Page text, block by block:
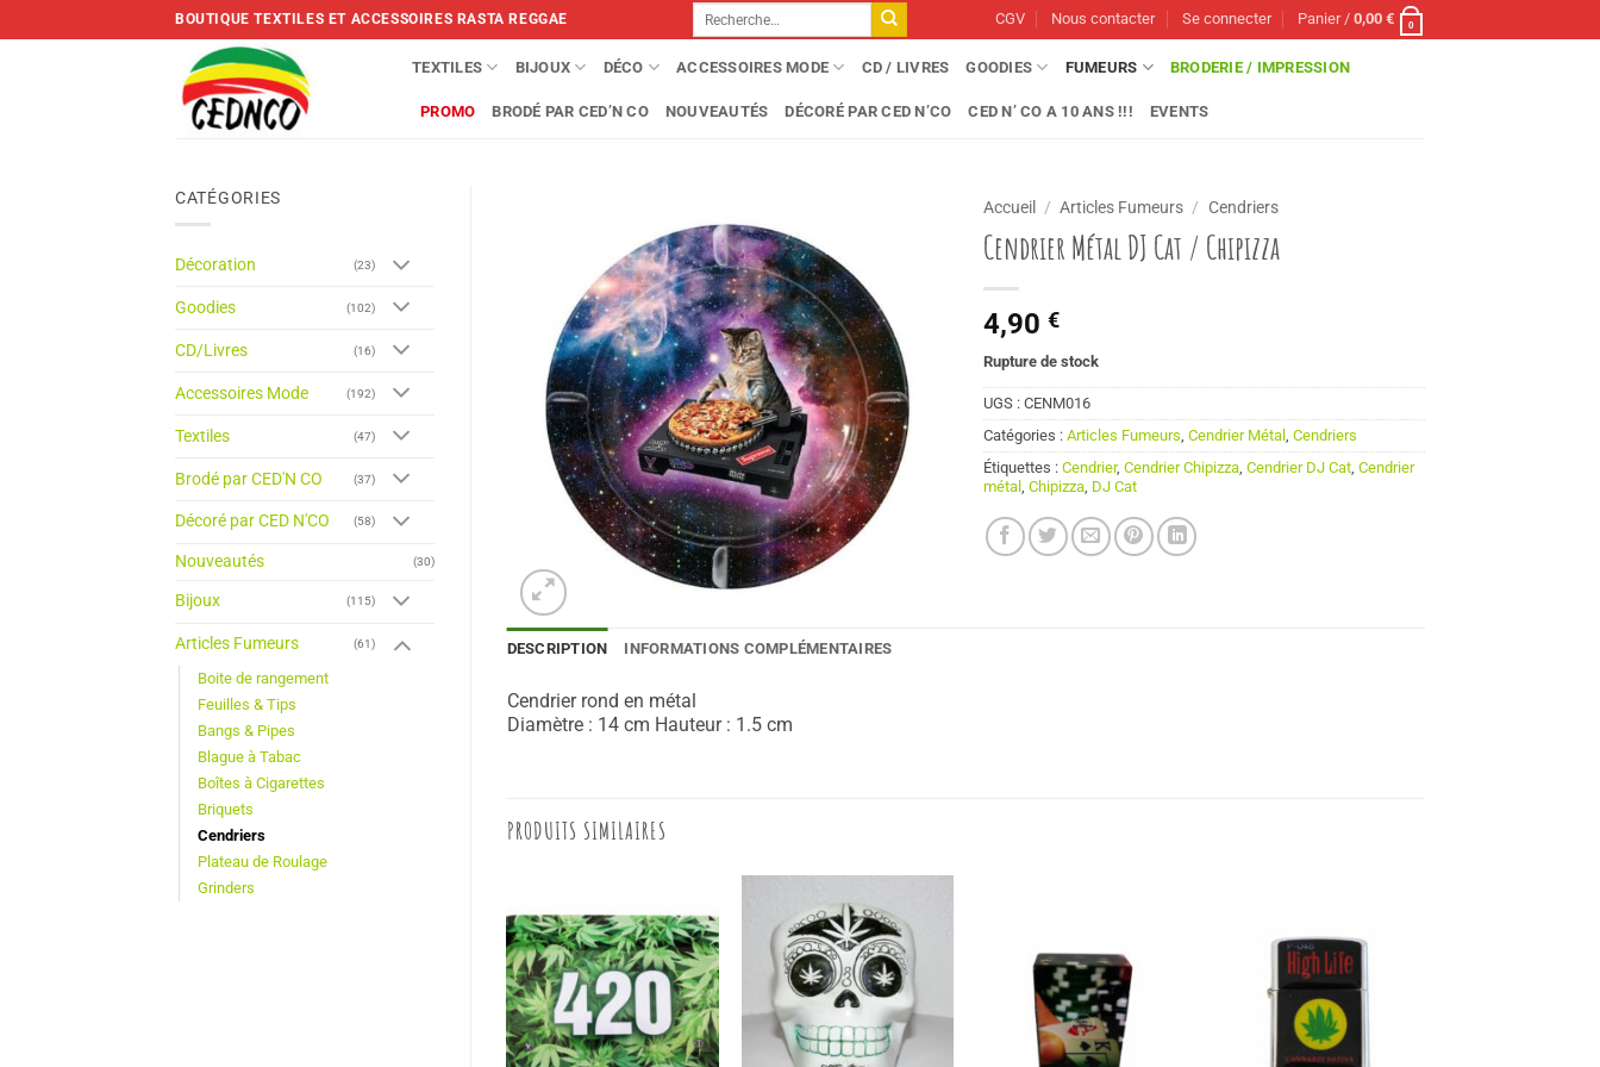
to
BOUTIQUE TEXTILES ET ACCESSOIRES RASTA REGGAE
Recherche
pour :
CGV Nous contacter Se connecter Panier /0,00€ 0
TEXTILES BIJOUX DÉCO ACCESSOIRES MODE CD / LIVRES GOODIES FUMEURS BRODERIE / IMPRESSION
PROMO BRODÉ PAR CED’N CO NOUVEAUTÉS DÉCORÉ PAR CED N’CO CED N’ CO A 10 ANS !!! EVENTS
CATÉGORIES
Décoration (23)
Goodies (102)
CD/Livres (16)
Accessoires Mode (192)
Textiles (47)
Brodé par CED'N CO (37)
Décoré par CED N'CO (58)
Nouveautés (30)
Bijoux (115)
Articles Fumeurs (61)
Boite de rangement
Feuilles & Tips
Bangs & Pipes
Blague à Tabac
Boîtes à Cigarettes
Briquets
Cendriers
Plateau de Roulage
Grinders
Accueil / Articles Fumeurs / Cendriers
Cendrier Métal DJ Cat / Chipizza
4,90€
Rupture de stock
UGS :CENM016
Catégories :Articles Fumeurs ,Cendrier Métal ,Cendriers
Étiquettes :Cendrier,Cendrier Chipizza ,Cendrier DJ Cat ,Cendrier
métal ,Chipizza DJ Cat
DESCRIPTION INFORMATIONS COMPLÉMENTAIRES
Cendrier rond en métal
Diamètre : 14 cm Hauteur : 1.5 cm
PRODUITS SIMILAIRES